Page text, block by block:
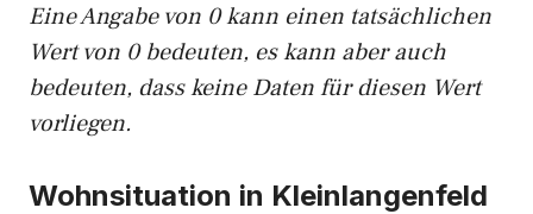
Eine Angabe von 0 kann einen tatsächlichen
Wert von 0 bedeuten, es kann aber auch
bedeuten, dass keine Daten für diesen Wert
vorliegen.
Wohnsituation in Kleinlangenfeld